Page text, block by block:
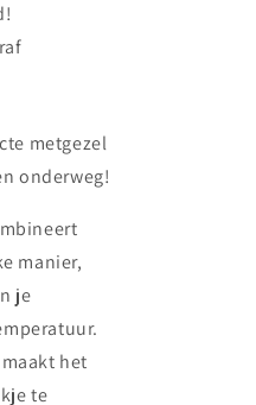
metgezel
onderweg!
manier,
je
het
te